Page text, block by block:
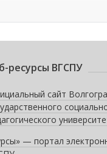
ресурсы ВГСПУ
сайт
— портал